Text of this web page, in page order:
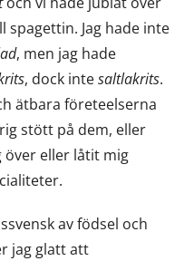
spagettin. Jag hade inte
, men jag hade
, dock intesaltlakrits.
ätbara företeelserna
stött på dem, eller
över eller låtit mig
av födsel och
jag glatt att